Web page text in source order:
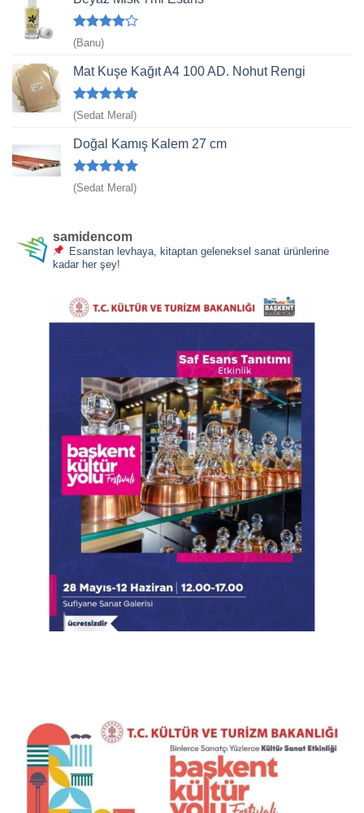
5
üzerinden
4 oy aldı
(Banu)
Mat Kuşe Kağıt A4 100 AD. Nohut Rengi
5 üzerinden
5
(Sedat Meral)
Doğal Kamış Kalem 27 cm
5 üzerinden
5
(Sedat Meral)
samidencom
Esanstan levhaya, kitaptan geleneksel sanat ürünlerine
kadar her şey!